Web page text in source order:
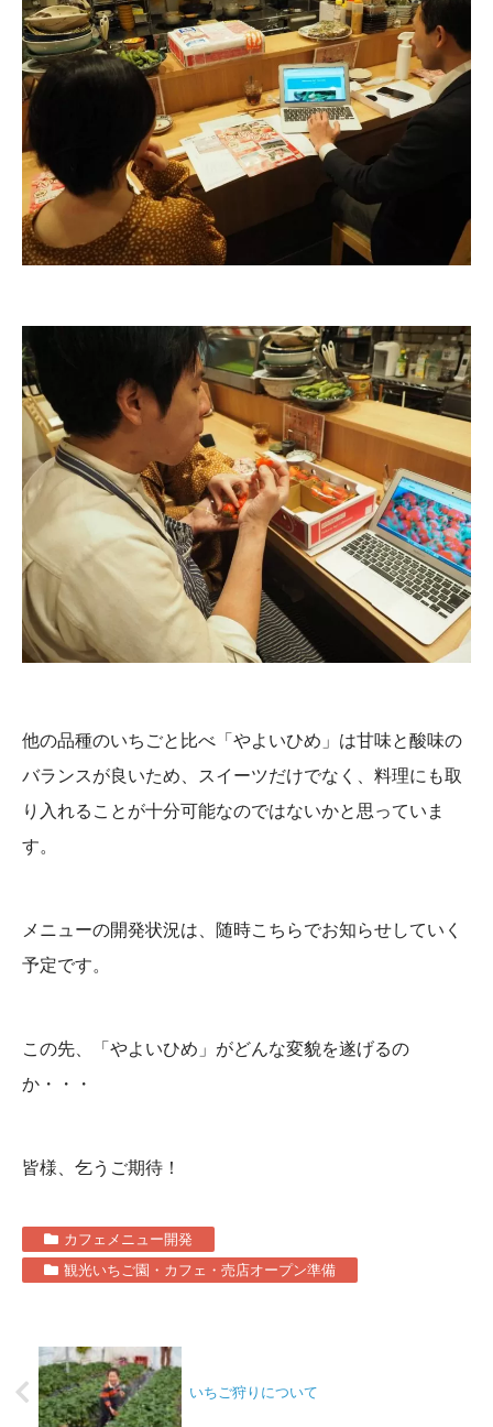
他の品種のいちごと比べ「やよいひめ」は甘味と酸味の
バランスが良いため、スイーツだけでなく、料理にも取
り入れることが十分可能なのではないかと思っていま
す。
メニューの開発状況は、随時こちらでお知らせしていく
予定です。
この先、「やよいひめ」がどんな変貌を遂げるの
か・・・
皆様、乞うご期待！
カフェメニュー開発
観光いちご園・カフェ・売店オープン準備
いちご狩りについて